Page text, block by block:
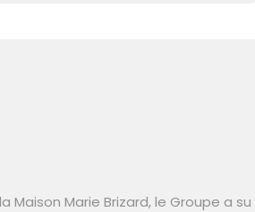
Maison Marie Brizard, le Groupe a su